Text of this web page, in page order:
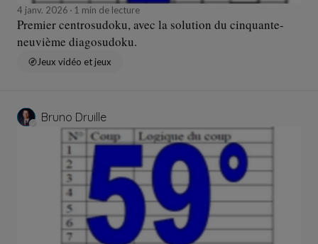
4 janv. 2026 1 min de lecture
Premier centrosudoku, avec la solution du cinquante-
neuvième diagosudoku.
Jeux vidéo et jeux
Bruno Druille